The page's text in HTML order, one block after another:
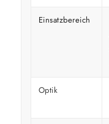
Einsatzbereich
Optik